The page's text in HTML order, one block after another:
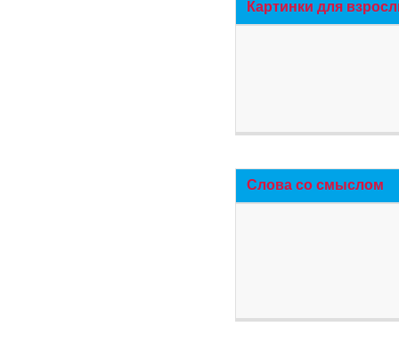
Картинки для
Слова со смыслом